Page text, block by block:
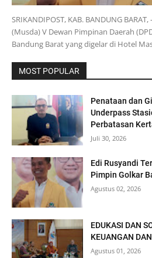
SRIKANDIPOST, KAB. BANDUNG
(Musda) V Dewan Pimpinan Daerah
Bandung Barat yang digelar di Hotel
MOST POPULAR
Penataan dan
Underpass
Perbatasan
Juli 30, 2026
Edi Rusyandi
Pimpin Golkar
Agustus 02, 2026
EDUKASI DAN
KEUANGAN
Agustus 01, 2026